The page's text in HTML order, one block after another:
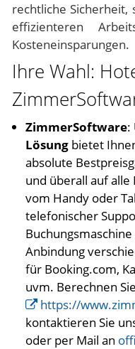
rechtliche
effizienteren
Kosteneinsparungen.
Ihre Wahl:
ZimmerSoftware:
Lösung bietet
absolute
und überall auf alle
vom Handy oder
telefonischer
Anbindung
für Booking.com,
uvm. Berechnen
https://
kontaktieren Sie
oder per Mail an